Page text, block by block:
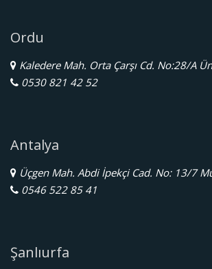
Ordu
Kaledere Mah. Orta Çarşı Cd. No:28/A
0530 821 42 52
Antalya
Üçgen Mah. Abdi İpekçi Cad. No: 13/7
0546 522 85 41
Şanlıurfa